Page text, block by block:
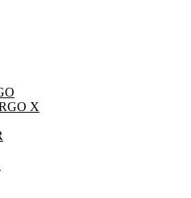
Х